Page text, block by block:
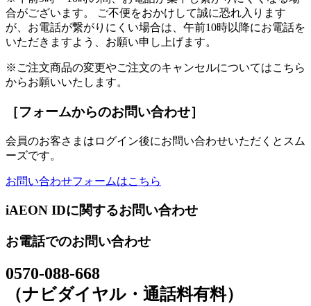
合がございます。 ご不便をおかけして誠に恐れ入ります
が、お電話が繋がりにくい場合は、午前10時以降にお電話を
いただきますよう、お願い申し上げます。
※ご注文商品の変更やご注文のキャンセルについてはこちら
からお願いいたします。
［フォームからのお問い合わせ］
会員のお客さまはログイン後にお問い合わせいただくとスム
ーズです。
お問い合わせフォームはこちら
iAEON IDに関するお問い合わせ
お電話でのお問い合わせ
0570-088-668
（ナビダイヤル・通話料有料）